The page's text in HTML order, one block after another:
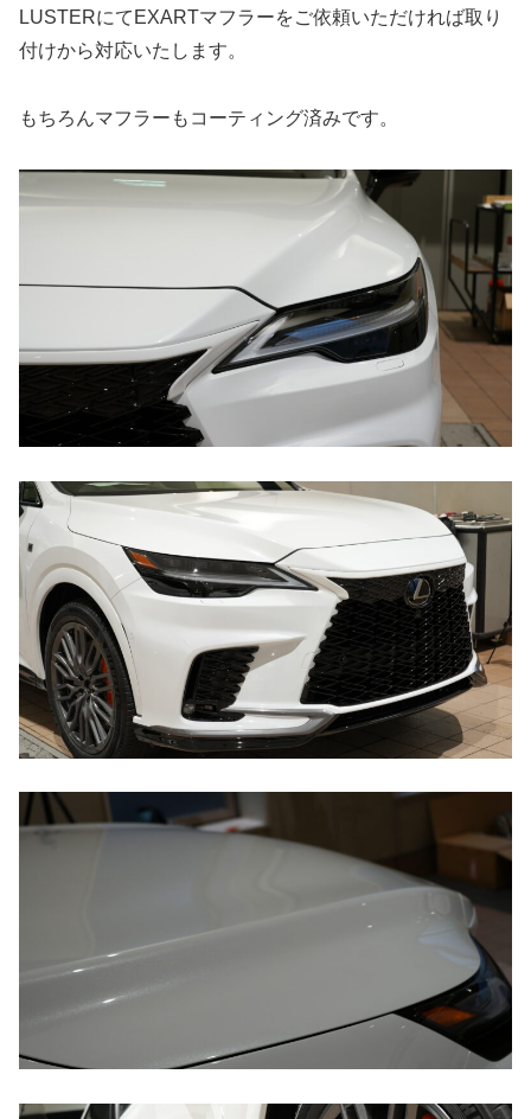
LUSTERにてEXARTマフラーをご依頼いただければ取り
付けから対応いたします。
もちろんマフラーもコーティング済みです。